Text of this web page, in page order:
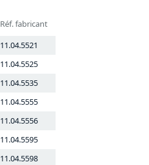
Réf. fabricant
11.04.5521
11.04.5525
11.04.5535
11.04.5555
11.04.5556
11.04.5595
11.04.5598